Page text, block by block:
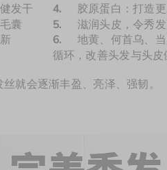
就会逐渐丰盈、亮泽、强韧。
4. 胶原蛋白：打造
5. 滋润头皮，令秀
6. 地黄、何首乌、
循环，改善头发与头皮